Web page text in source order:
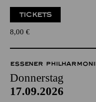
TICKETS
8,00 €
ESSENER
Donnerstag
17.09.2026